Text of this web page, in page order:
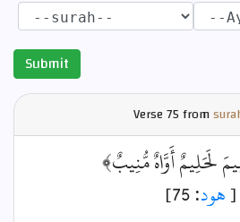
Submit
Verse75 from
لَحَلِيمٌ أَوَّاهٌ مُّنِيبٌ﴾
[هود: 75]